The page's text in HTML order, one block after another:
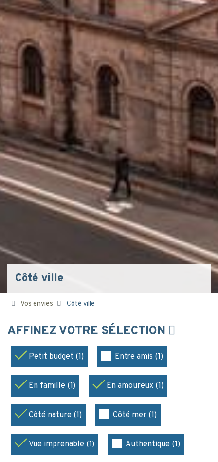
Côté ville
Vos envies Côté ville
AFFINEZ VOTRE SÉLECTION
Petit budget (1) Entre amis (1)
En famille (1) En amoureux (1)
Côté nature (1) Côté mer (1)
Vue imprenable (1) Authentique (1)